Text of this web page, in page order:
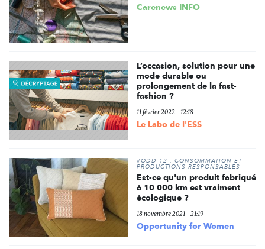
Carenews INFO
L’occasion, solution pour une
mode durable ou
prolongement de la fast-
fashion ?
11 février 2022 - 12:18
Le Labo de l'ESS
#ODD 12 : CONSOMMATION ET
PRODUCTIONS RESPONSABLES
Est-ce qu'un produit fabriqué
à 10 000 km est vraiment
écologique ?
18 novembre 2021 - 21:19
Opportunity for Women